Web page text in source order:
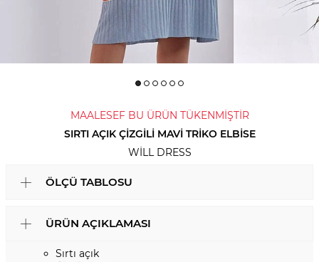
MAALESEF BU ÜRÜN TÜKENMİŞTİR
SIRTI AÇIK ÇIZGILI MAVI TRIKO ELBISE
WILL DRESS
ÖLÇÜ TABLOSU
ÜRÜN AÇIKLAMASI
Sırtı açık